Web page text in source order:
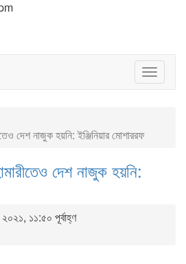
Toggle
দেশ নাজুক হয়নি: ইঞ্জিনিয়ার মোশাররফ
দেশ নাজুক হয়নি:
১১:৫০ পূর্বাহ্ণ